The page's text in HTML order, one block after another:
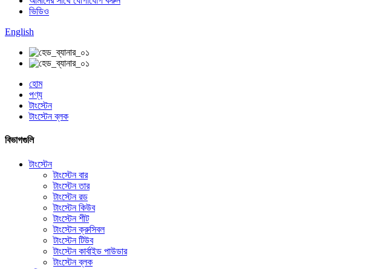
ভিডিও
English
হোম
পণ্য
টাংস্টেন
টাংস্টেন ব্লক
বিভাগগুলি
টাংস্টেন
টাংস্টেন বার
টাংস্টেন তার
টাংস্টেন রড
টাংস্টেন কিউব
টাংস্টেন শীট
টাংস্টেন ক্রুসিবল
টাংস্টেন টিউব
টাংস্টেন কার্বাইড পাউডার
টাংস্টেন ব্লক